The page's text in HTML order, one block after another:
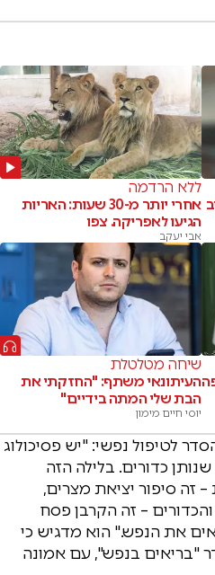
ללא הרדמה
אחרי יותר מ-30 שעות: האריות
הגיעו לאפריקה. צפו
אבי יעקב
שיחה מטלטלת
העיתונאי משתף: "החזקתי את
הבת שלי המתה בידיים"
יוסי חיים מימון
לטיפול נפשי: "יש פסיכולוג
כדורים. בלילה הזה
זה סיפור יציאת מצרים,
– זה הקרבן פסח
את הנפש." הוא מדגיש כי
"בריאים בנפש", עם אמונה